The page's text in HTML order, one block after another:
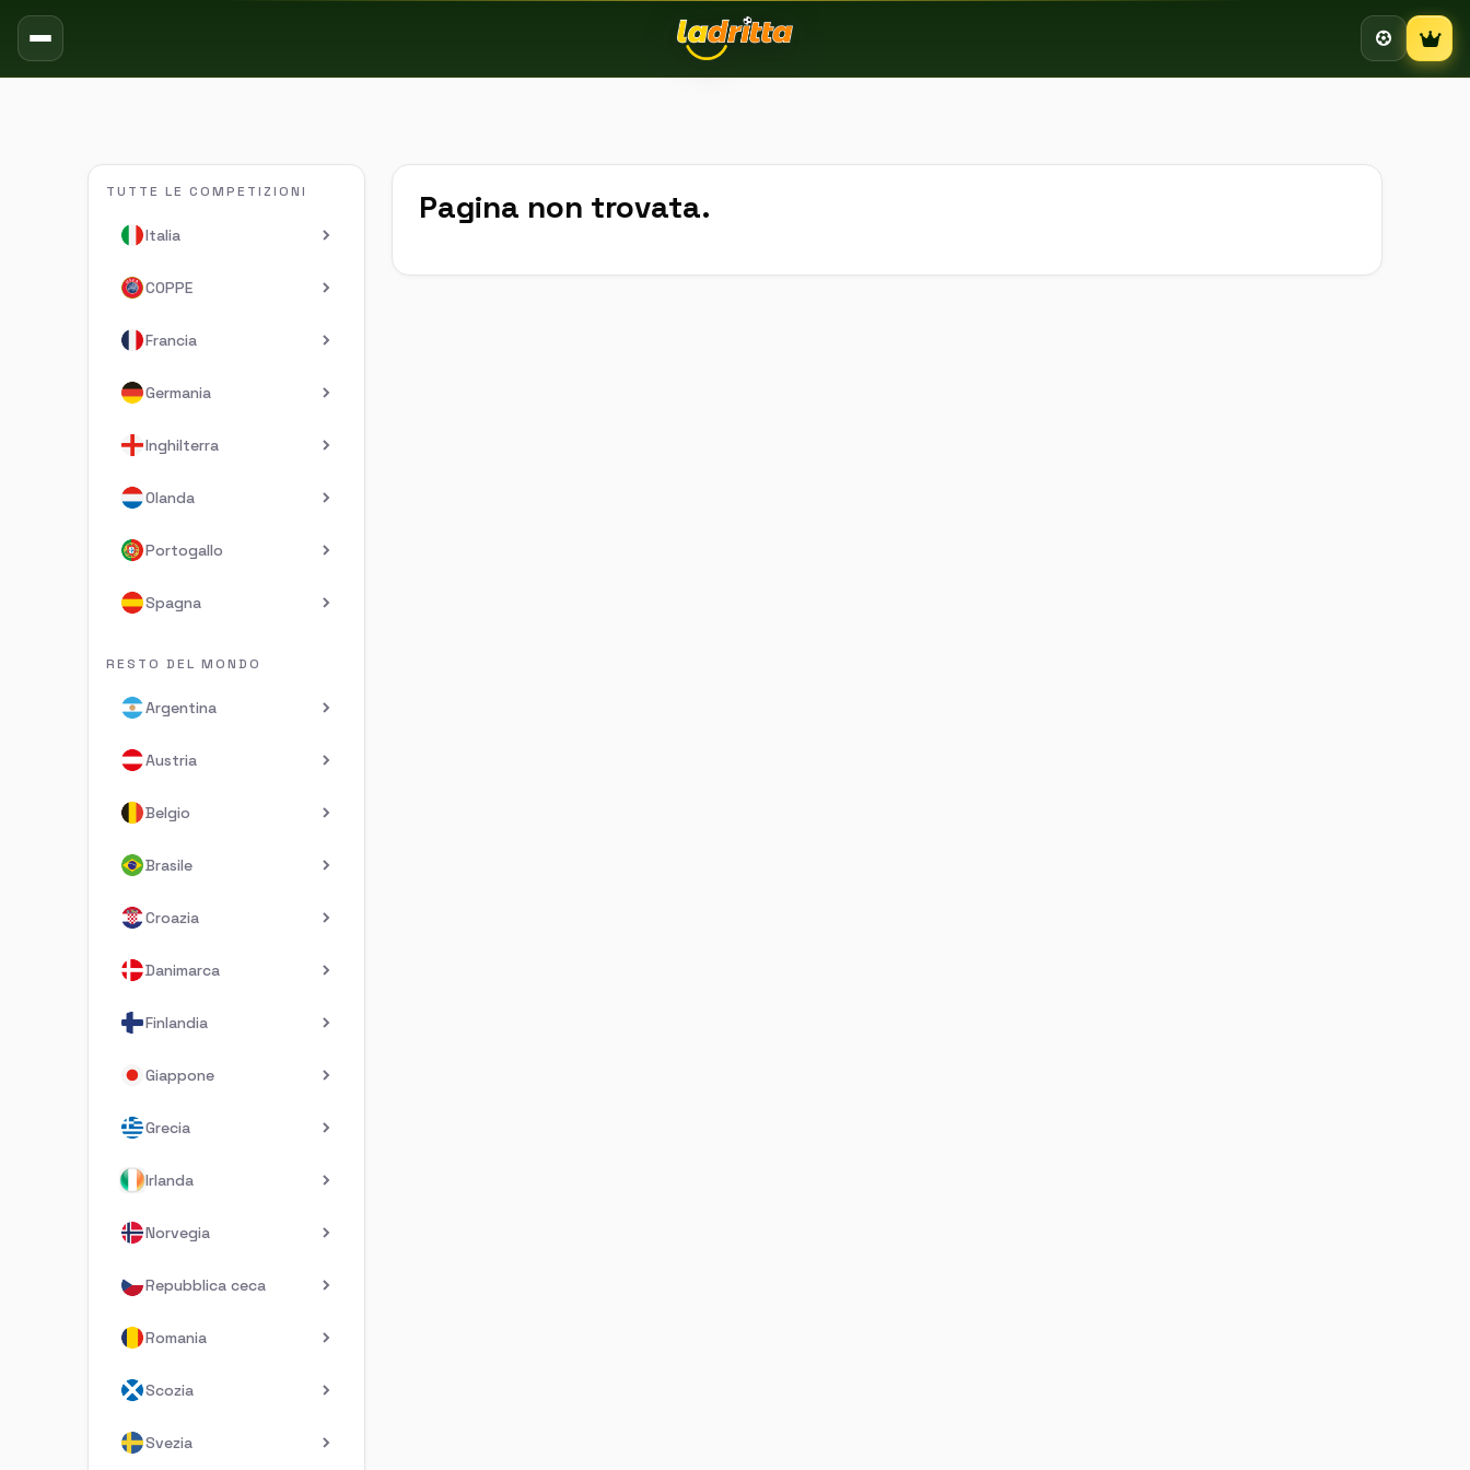
TUTTE LE COMPETIZIONI
Italia
COPPE
Francia
Germania
Inghilterra
Olanda
Portogallo
Spagna
RESTO DEL MONDO
Argentina
Austria
Belgio
Brasile
Croazia
Danimarca
Finlandia
Giappone
Grecia
Irlanda
Norvegia
Repubblica ceca
Romania
Scozia
Svezia
Pagina non trovata.